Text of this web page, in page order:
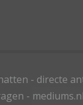
- directe
- mediums.nl